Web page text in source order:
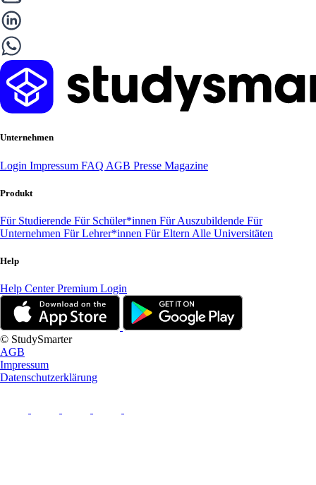
Unternehmen
Login Impressum FAQ AGB Presse Magazine
Produkt
Für Studierende Für Schüler*innen Für Auszubildende Für
Unternehmen Für Lehrer*innen Für Eltern Alle Universitäten
Help
Help CenterPremium Login
© StudySmarter
AGB
Impressum
Datenschutzerklärung